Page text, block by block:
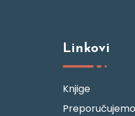
Linkovi
Knjige
Preporučujemo